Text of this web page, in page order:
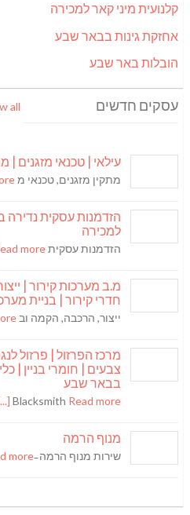
קלנועית מיני קאר למכירה
אחזקת גינות בבאר שבע
הובלות באר שבע
עסקים חדשים all
עילאי | טכנאי מזגנים |
מתקין מזגנים, טכנאי מ[...]
הזדמנות עסקית נדירה
למכירה
הזדמנות עסקיתmore [...]
מ.ב מערכות קירור |
חדרי קירור | בניית
ייצור, הרכבה, הקמה וב [...]
מרכז הפרזול | פרזול
צבעים | חומרי בניין |
בבאר שבע
Blacksmith Read more [...]
מנוף הרמה
שירות מנוף הרמה ̵more [...]